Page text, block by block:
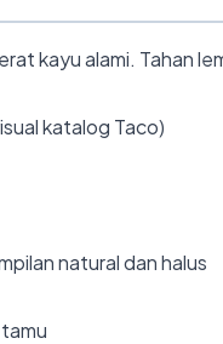
kayu alami. Tahan
katalog Taco)
natural dan halus